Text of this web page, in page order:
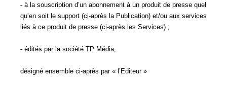
- à la souscription d’un abonnement à un produit de presse quel
qu’en soit le support (ci-après la Publication) et/ou aux services
liés à ce produit de presse (ci-après les Services) ;
- édités par la société TP Média,
désigné ensemble ci-après par « l’Editeur »